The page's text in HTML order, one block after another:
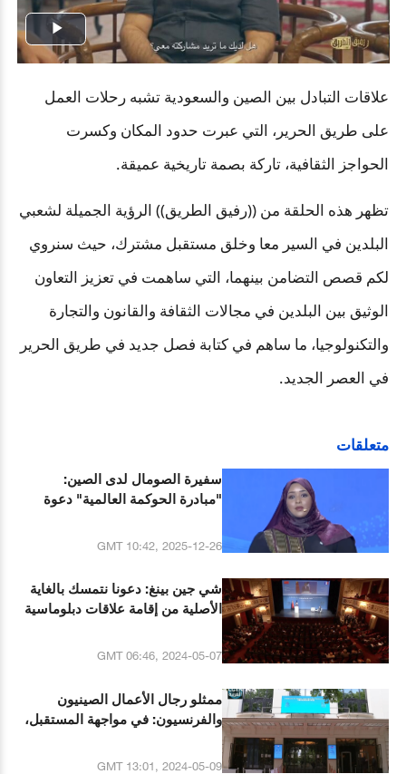
Play
علاقات التبادل بين الصين والسعودية تشبه رحلات العمل
على طريق الحرير، التي عبرت حدود المكان وكسرت
الحواجز الثقافية، تاركة بصمة تاريخية عميقة.
تظهر هذه الحلقة من ((رفيق الطريق)) الرؤية الجميلة لشعبي
البلدين في السير معا وخلق مستقبل مشترك، حيث سنروي
لكم قصص التضامن بينهما، التي ساهمت في تعزيز التعاون
الوثيق بين البلدين في مجالات الثقافة والقانون والتجارة
والتكنولوجيا، ما ساهم في كتابة فصل جديد في طريق الحرير
في العصر الجديد.
متعلقات
سفيرة الصومال لدى الصين:
"مبادرة الحوكمة العالمية" دعوة
GMT 10:42, 2025-12-26
شي جين بينغ: دعونا نتمسك بالغاية
الأصلية من إقامة علاقات دبلوماسية
التعاون الصيني الفرنسي
GMT 06:46, 2024-05-07
ممثلو رجال الأعمال الصينيون
والفرنسيون: في مواجهة المستقبل،
من التعاون الصيني الفرنسي
GMT 13:01, 2024-05-09